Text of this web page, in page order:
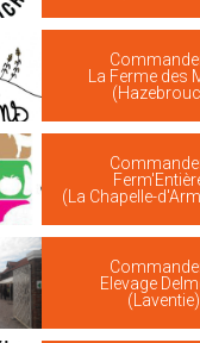
La Ferme des
(La Chapelle-
Elevage
(Laventie)